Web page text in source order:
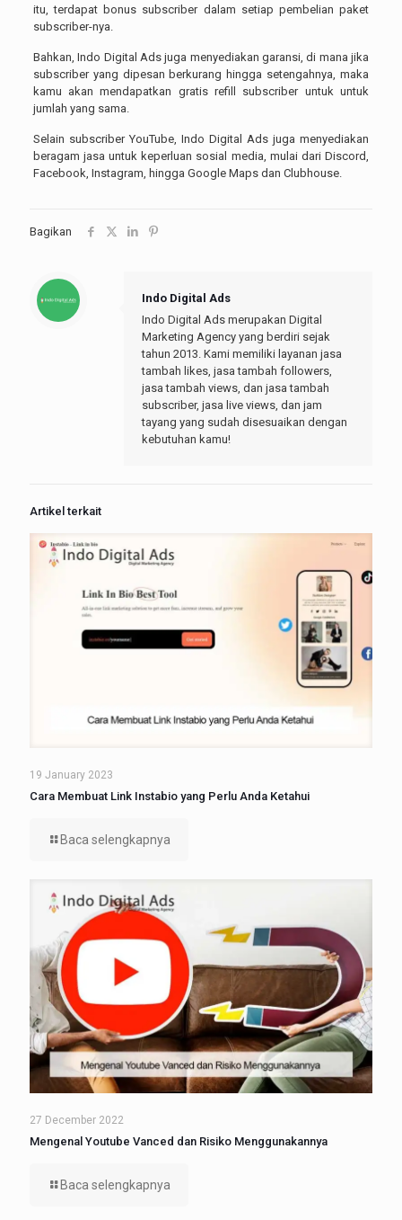
itu, terdapat bonus subscriber dalam setiap pembelian paket
subscriber-nya.
Bahkan, Indo Digital Ads juga menyediakan garansi, di mana jika
subscriber yang dipesan berkurang hingga setengahnya, maka
kamu akan mendapatkan gratis refill subscriber untuk untuk
jumlah yang sama.
Selain subscriber YouTube, Indo Digital Ads juga menyediakan
beragam jasa untuk keperluan sosial media, mulai dari Discord,
Facebook, Instagram, hingga Google Maps dan Clubhouse.
Bagikan
Indo Digital Ads
Indo Digital Ads merupakan Digital
Marketing Agency yang berdiri sejak
tahun 2013. Kami memiliki layanan jasa
tambah likes, jasa tambah followers,
jasa tambah views, dan jasa tambah
subscriber, jasa live views, dan jam
tayang yang sudah disesuaikan dengan
kebutuhan kamu!
Artikel terkait
19 January 2023
Cara Membuat Link Instabio yang Perlu Anda Ketahui
Baca selengkapnya
27 December 2022
Mengenal Youtube Vanced dan Risiko Menggunakannya
Baca selengkapnya